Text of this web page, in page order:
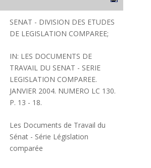
SENAT - DIVISION DES ETUDES
DE LEGISLATION COMPAREE;
IN: LES DOCUMENTS DE
TRAVAIL DU SENAT - SERIE
LEGISLATION COMPAREE.
JANVIER 2004. NUMERO LC 130.
P. 13 - 18.
Les Documents de Travail du
Sénat - Série Législation
comparée